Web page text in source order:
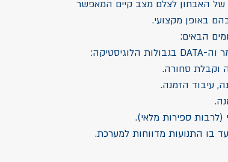
של האבחון לצלם מצב קיים המאפשר
באופן מקצועי.
הבאים: